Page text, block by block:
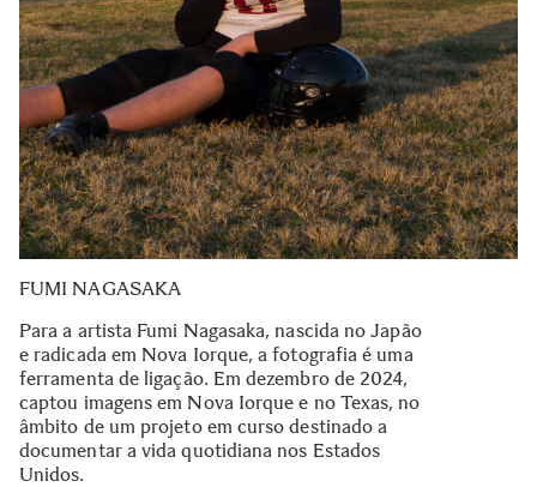
FUMI NAGASAKA
Para a artista Fumi Nagasaka, nascida no Japão
e radicada em Nova Iorque, a fotografia é uma
ferramenta de ligação. Em dezembro de 2024,
captou imagens em Nova Iorque e no Texas, no
âmbito de um projeto em curso destinado a
documentar a vida quotidiana nos Estados
Unidos.